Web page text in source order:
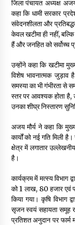
जिला पंचायत अध्यक्ष
कहा कि धामी सरकार
संवेदनशीलता और
केवल खटीमा ही नहीं,
हैं और जनहित को सर्वोच्च
उन्होंने कहा कि खटीमा
विशेष भावनात्मक जुड़ाव
समस्या का भी गंभीरता से
स्तर पर आवश्यक होता है,
उनका शीघ्र निस्तारण
अजय मौर्य ने कहा कि
कार्यों को नई गति मिली
क्षेत्र में लगातार
है।
कार्यक्रम में मत्स्य विभाग
को 1 लाख, 80 हजार एवं
किया गया। कृषि विभाग
सृजन स्वयं सहायता समूह
प्रतिशत अनुदान पर फार्म